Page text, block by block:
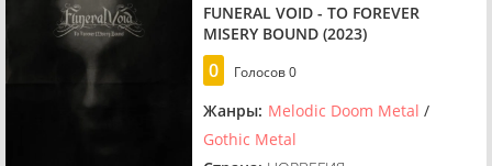
FUNERAL VOID - TO FOREVER
MISERY BOUND (2023)
0 Голосов0
Жанры: Melodic Doom Metal /
Gothic Metal